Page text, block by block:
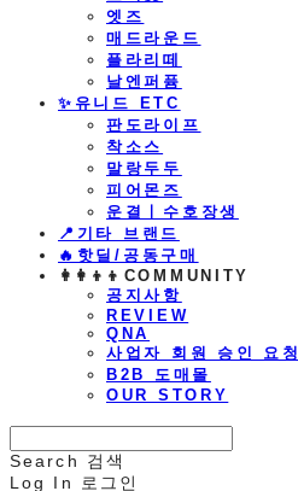
엣즈
매드라운드
플라리떼
날엔퍼퓸
​✨유니드 ETC
판도라이프
착소스
말랑두두
피어몬즈
운결ㅣ수호장생
📍기타 브랜드
🔥핫딜/공동구매
👩‍👩‍👦‍👦COMMUNITY
공지사항
REVIEW
QNA
사업자 회원 승인 요청
B2B 도매몰
OUR STORY
Search
검색
Log In
로그인